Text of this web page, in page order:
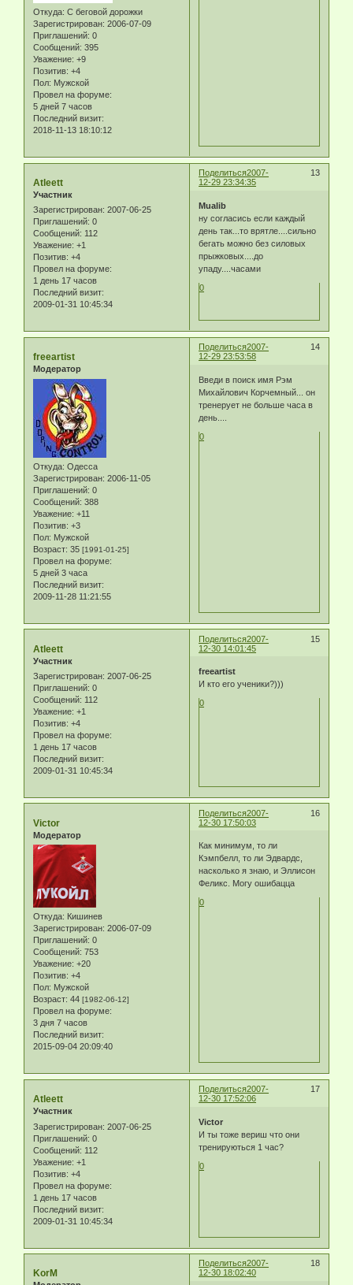
Откуда: С беговой дорожки
Зарегистрирован: 2006-07-09
Приглашений: 0
Сообщений: 395
Уважение: +9
Позитив: +4
Пол: Мужской
Провел на форуме:
5 дней 7 часов
Последний визит:
2018-11-13 18:10:12
Поделиться 13
2007-
12-29 23:34:35
Atleett
Участник
Зарегистрирован: 2007-06-25
Приглашений: 0
Сообщений: 112
Уважение: +1
Позитив: +4
Провел на форуме:
1 день 17 часов
Последний визит:
2009-01-31 10:45:34
Mualib
ну согласись если каждый
день так...то врятле....сильно
бегать можно без силовых
прыжковых....до
упаду....часами
0
Поделиться 14
2007-
12-29 23:53:58
freeartist
Модератор
Откуда: Одесса
Зарегистрирован: 2006-11-05
Приглашений: 0
Сообщений: 388
Уважение: +11
Позитив: +3
Пол: Мужской
Возраст: 35 [1991-01-25]
Провел на форуме:
5 дней 3 часа
Последний визит:
2009-11-28 11:21:55
Введи в поиск имя Рэм
Михайлович Корчемный... он
тренерует не больше часа в
день....
0
Поделиться 15
2007-
12-30 14:01:45
Atleett
Участник
Зарегистрирован: 2007-06-25
Приглашений: 0
Сообщений: 112
Уважение: +1
Позитив: +4
Провел на форуме:
1 день 17 часов
Последний визит:
2009-01-31 10:45:34
freeartist
И кто его ученики?)))
0
Поделиться 16
2007-
12-30 17:50:03
Victor
Модератор
Откуда: Кишинев
Зарегистрирован: 2006-07-09
Приглашений: 0
Сообщений: 753
Уважение: +20
Позитив: +4
Пол: Мужской
Возраст: 44 [1982-06-12]
Провел на форуме:
3 дня 7 часов
Последний визит:
2015-09-04 20:09:40
Как минимум, то ли
Кэмпбелл, то ли Эдвардс,
насколько я знаю, и Эллисон
Феликс. Могу ошибацца
0
Поделиться 17
2007-
12-30 17:52:06
Atleett
Участник
Зарегистрирован: 2007-06-25
Приглашений: 0
Сообщений: 112
Уважение: +1
Позитив: +4
Провел на форуме:
1 день 17 часов
Последний визит:
2009-01-31 10:45:34
Victor
И ты тоже вериш что они
тренируються 1 час?
0
Поделиться 18
2007-
12-30 18:02:40
KorM